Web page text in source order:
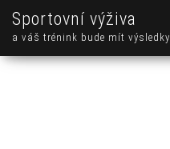
Sportovní výživa
a váš trénink bude mít výsledky